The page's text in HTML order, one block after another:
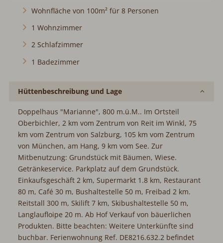
Wohnfläche von 100m² für 8 Personen
1 Wohnzimmer
2 Schlafzimmer
1 Badezimmer
Hüttenbeschreibung und Lage
Doppelhaus "Marianne", 800 m.ü.M.. Im Ortsteil
Oberbichler, 2 km vom Zentrum von Reit im Winkl, 75
km vom Zentrum von Salzburg, 105 km vom Zentrum
von München, am Hang, 9 km vom See. Zur
Mitbenutzung: Grundstück mit Bäumen, Wiese.
Getränkeservice. Parkplatz auf dem Grundstück.
Einkaufsgeschäft 2 km, Supermarkt 1.8 km, Restaurant
80 m, Café 30 m, Bushaltestelle 50 m, Freibad 2 km.
Reitstall 300 m, Skilift 7 km, Skibushaltestelle 50 m,
Langlaufloipe 20 m. Ab Hof Verkauf von bäuerlichen
Produkten. Bitte beachten: Weitere Unterkünfte sind
buchbar. Ferienwohnung Ref. DE8216.632.2 befindet